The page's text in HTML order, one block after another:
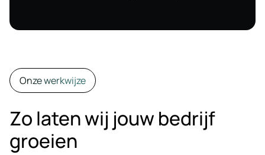
Onze werkwijze
Zo laten wij jouw bedrijf
groeien